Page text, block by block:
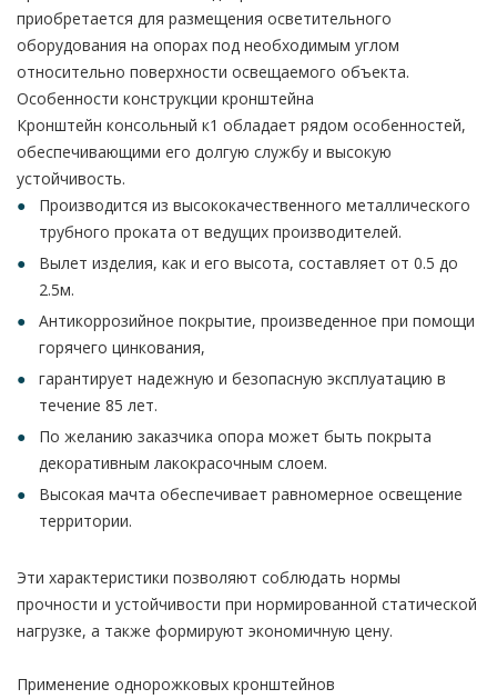
приобретается для размещения осветительного
оборудования на опорах под необходимым углом
относительно поверхности освещаемого объекта.
Особенности конструкции кронштейна
Кронштейн консольный к1 обладает рядом особенностей,
обеспечивающими его долгую службу и высокую
устойчивость.
Производится из высококачественного металлического
трубного проката от ведущих производителей.
Вылет изделия, как и его высота, составляет от 0.5 до
2.5м.
Антикоррозийное покрытие, произведенное при помощи
горячего цинкования,
гарантирует надежную и безопасную эксплуатацию в
течение 85 лет.
По желанию заказчика опора может быть покрыта
декоративным лакокрасочным слоем.
Высокая мачта обеспечивает равномерное освещение
территории.
Эти характеристики позволяют соблюдать нормы
прочности и устойчивости при нормированной статической
нагрузке, а также формируют экономичную цену.
Применение однорожковых кронштейнов